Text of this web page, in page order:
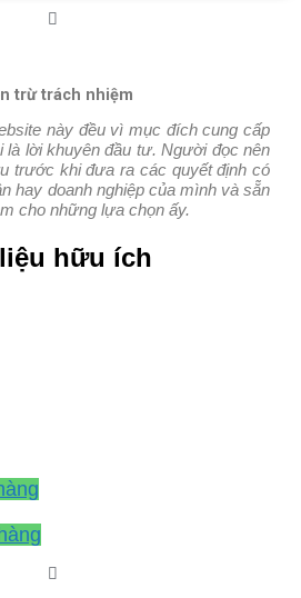
trừ trách nhiệm
này đều vì mục đích cung cấp
là lời khuyên đầu tư. Người đọc nên
trước khi đưa ra các quyết định có
hay doanh nghiệp của mình và sẵn
cho những lựa chọn ấy.
hữu ích